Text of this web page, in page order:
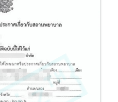
ษณายาทางสื่อทั่วไป
วไป เป็นเอกสารสำคัญที่ผู้ประกอบการ